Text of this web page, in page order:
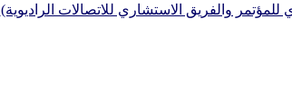
والفريق الاستشاري للاتصالات الراديوية)